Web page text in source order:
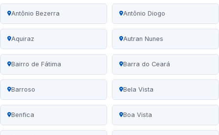
Antônio Bezerra Antônio Diogo
Aquiraz Autran Nunes
Bairro de Fátima Barra do Ceará
Barroso Bela Vista
Benfica Boa Vista